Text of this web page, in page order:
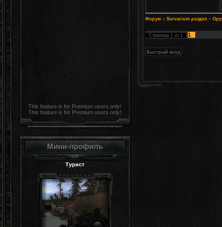
This feature is for Premium users only!
This feature is for Premium users only!
Мини-профиль
Турист
Форум » Survarium раздел »
Страница 1 из 1 1